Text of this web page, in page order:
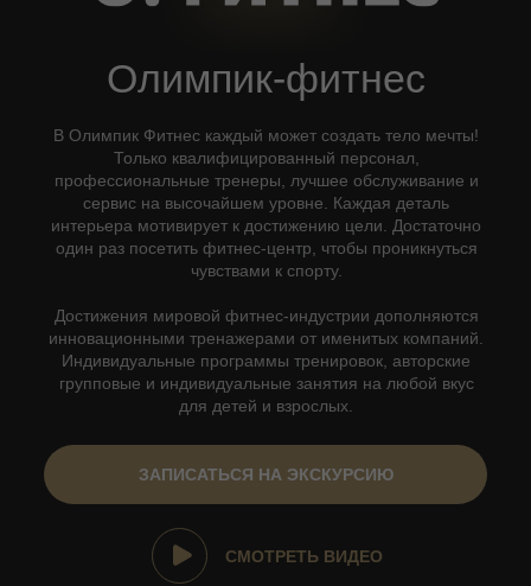
Олимпик-фитнес
В Олимпик Фитнес каждый может создать тело мечты!
Только квалифицированный персонал,
профессиональные тренеры, лучшее обслуживание и
сервис на высочайшем уровне. Каждая деталь
интерьера мотивирует к достижению цели. Достаточно
один раз посетить фитнес-центр, чтобы проникнуться
чувствами к спорту.
Достижения мировой фитнес-индустрии дополняются
инновационными тренажерами от именитых компаний.
Индивидуальные программы тренировок, авторские
групповые и индивидуальные занятия на любой вкус
для детей и взрослых.
ЗАПИСАТЬСЯ НА ЭКСКУРСИЮ
СМОТРЕТЬ ВИДЕО